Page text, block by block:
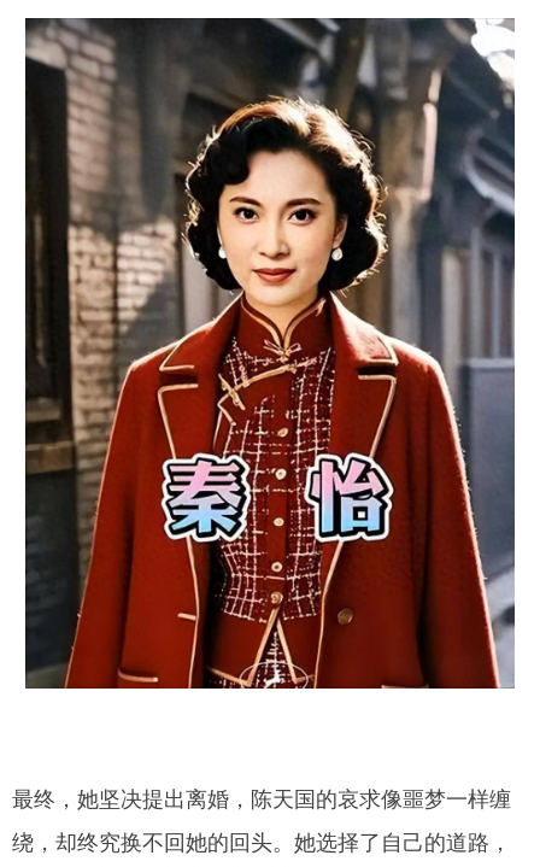
最终，她坚决提出离婚，陈天国的哀求像噩梦一样缠
绕，却终究换不回她的回头。她选择了自己的道路，